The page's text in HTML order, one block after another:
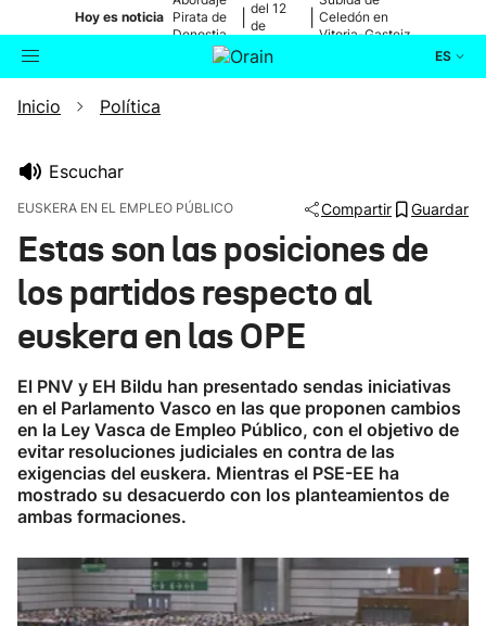
Hoy es noticia Pirata de
Donostia
del 12
de
Celedón en
Vitoria-Gasteiz
ES
Buscador
Ikusmiran
Eguraldia
Inicio Política
Escuchar
EUSKERA EN EL EMPLEO PÚBLICO Compartir Guardar
Estas son las posiciones de
los partidos respecto al
euskera en las OPE
El PNV y EH Bildu han presentado sendas iniciativas
en el Parlamento Vasco en las que proponen cambios
en la Ley Vasca de Empleo Público, con el objetivo de
evitar resoluciones judiciales en contra de las
exigencias del euskera. Mientras el PSE-EE ha
mostrado su desacuerdo con los planteamientos de
ambas formaciones.